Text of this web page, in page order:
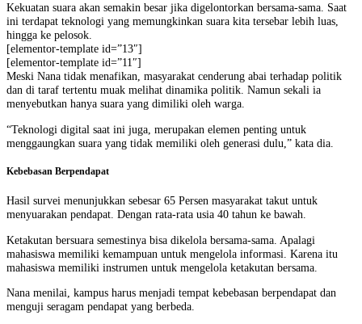
Kekuatan suara akan semakin besar jika digelontorkan bersama-sama. Saat
ini terdapat teknologi yang memungkinkan suara kita tersebar lebih luas,
hingga ke pelosok.
[elementor-template id=”13″]
[elementor-template id=”11″]
Meski Nana tidak menafikan, masyarakat cenderung abai terhadap politik
dan di taraf tertentu muak melihat dinamika politik. Namun sekali ia
menyebutkan hanya suara yang dimiliki oleh warga.
“Teknologi digital saat ini juga, merupakan elemen penting untuk
menggaungkan suara yang tidak memiliki oleh generasi dulu,” kata dia.
Kebebasan Berpendapat
Hasil survei menunjukkan sebesar 65 Persen masyarakat takut untuk
menyuarakan pendapat. Dengan rata-rata usia 40 tahun ke bawah.
Ketakutan bersuara semestinya bisa dikelola bersama-sama. Apalagi
mahasiswa memiliki kemampuan untuk mengelola informasi. Karena itu
mahasiswa memiliki instrumen untuk mengelola ketakutan bersama.
Nana menilai, kampus harus menjadi tempat kebebasan berpendapat dan
menguji seragam pendapat yang berbeda.